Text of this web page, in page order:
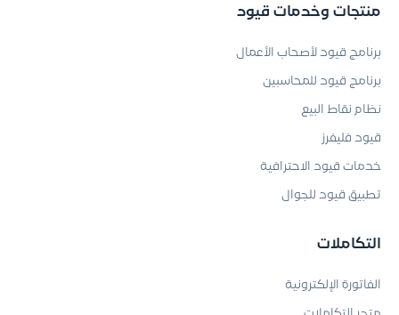
منتجات وخدمات قيود
برنامج قيود لأصحاب الأعمال
برنامج قيود للمحاسبين
نظام نقاط البيع
قيود فليفرز
خدمات قيود الاحترافية
تطبيق قيود للجوال
التكاملات
الفاتورة الإلكترونية